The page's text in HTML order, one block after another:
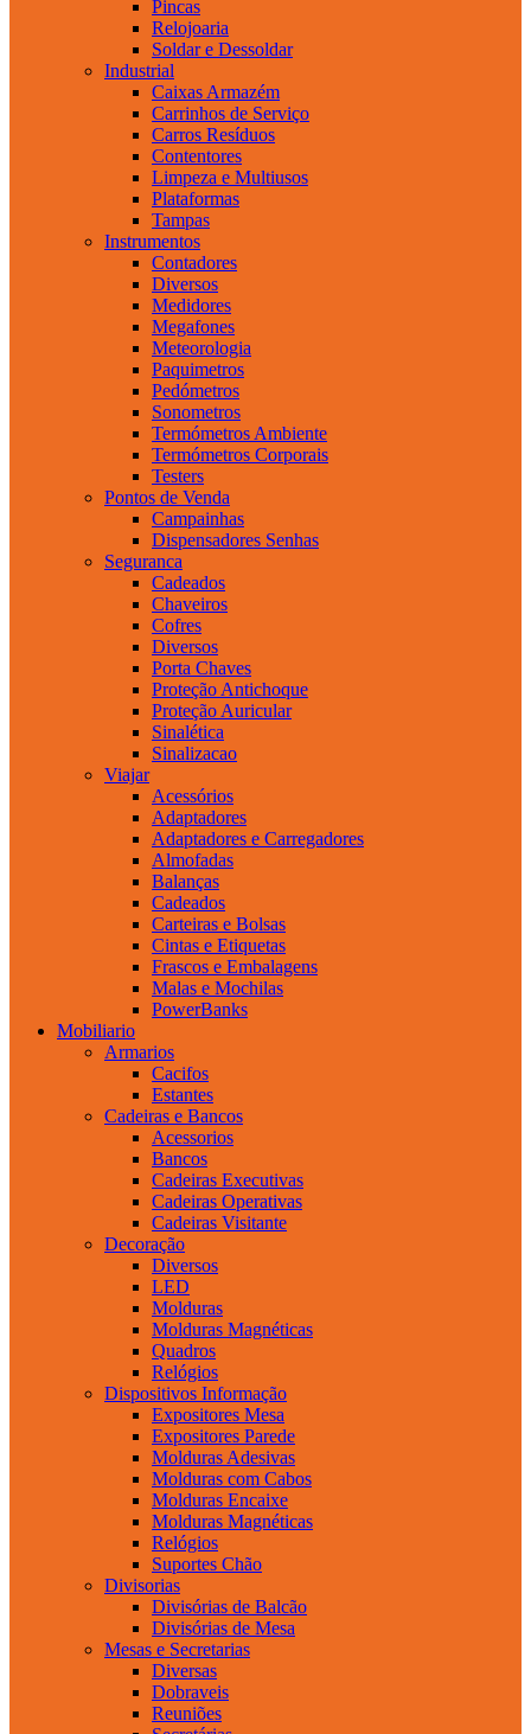
Pincas
Relojoaria
Soldar e Dessoldar
Industrial
Caixas Armazém
Carrinhos de Serviço
Carros Resíduos
Contentores
Limpeza e Multiusos
Plataformas
Tampas
Instrumentos
Contadores
Diversos
Medidores
Megafones
Meteorologia
Paquimetros
Pedómetros
Sonometros
Termómetros Ambiente
Termómetros Corporais
Testers
Pontos de Venda
Campainhas
Dispensadores Senhas
Seguranca
Cadeados
Chaveiros
Cofres
Diversos
Porta Chaves
Proteção Antichoque
Proteção Auricular
Sinalética
Sinalizacao
Viajar
Acessórios
Adaptadores
Adaptadores e Carregadores
Almofadas
Balanças
Cadeados
Carteiras e Bolsas
Cintas e Etiquetas
Frascos e Embalagens
Malas e Mochilas
PowerBanks
Mobiliario
Armarios
Cacifos
Estantes
Cadeiras e Bancos
Acessorios
Bancos
Cadeiras Executivas
Cadeiras Operativas
Cadeiras Visitante
Decoração
Diversos
LED
Molduras
Molduras Magnéticas
Quadros
Relógios
Dispositivos Informação
Expositores Mesa
Expositores Parede
Molduras Adesivas
Molduras com Cabos
Molduras Encaixe
Molduras Magnéticas
Relógios
Suportes Chão
Divisorias
Divisórias de Balcão
Divisórias de Mesa
Mesas e Secretarias
Diversas
Dobraveis
Reuniões